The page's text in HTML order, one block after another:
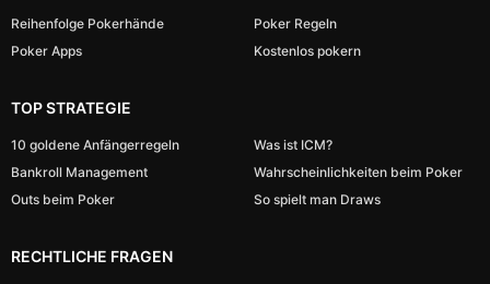
Reihenfolge Pokerhände
Poker Apps
Poker Regeln
Kostenlos pokern
TOP STRATEGIE
10 goldene Anfängerregeln
Bankroll Management
Outs beim Poker
Was ist ICM?
Wahrscheinlichkeiten beim Poker
So spielt man Draws
RECHTLICHE FRAGEN